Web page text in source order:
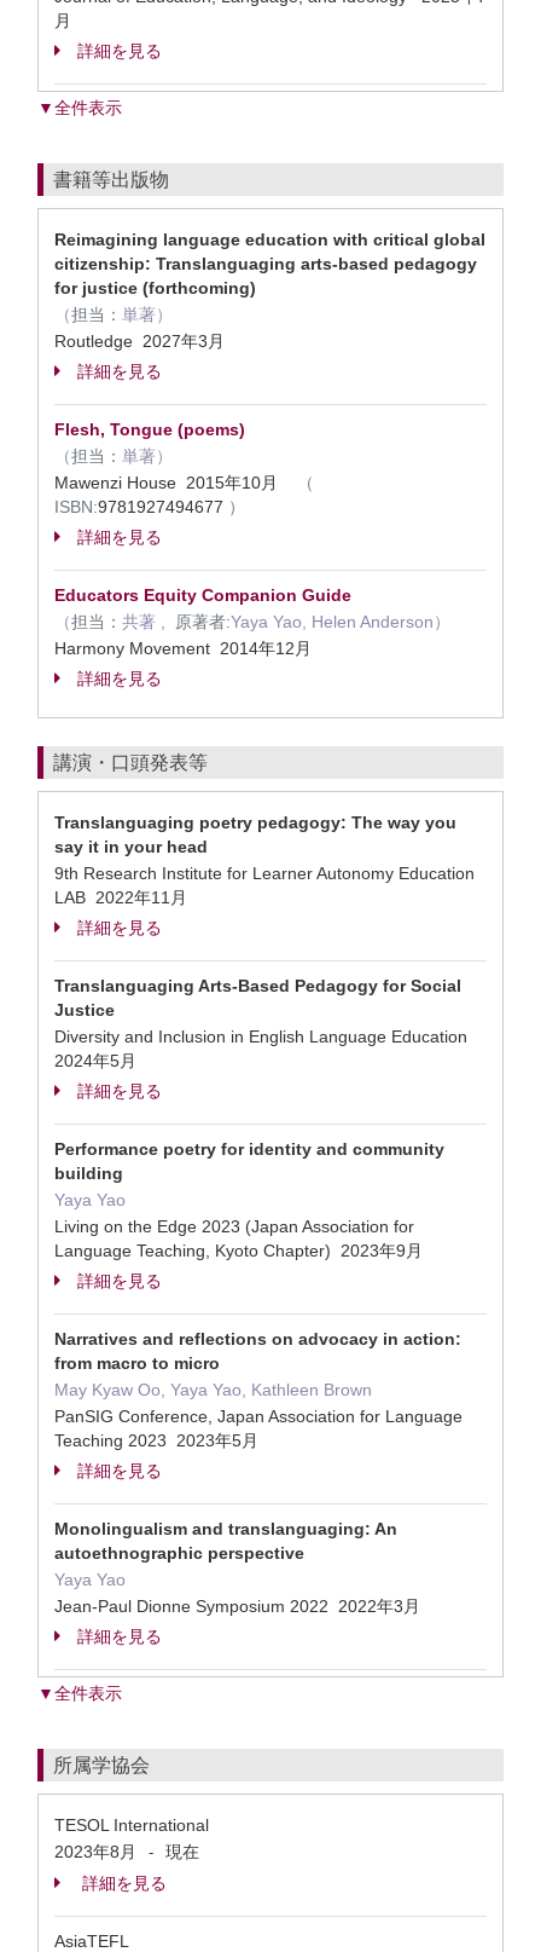
月
詳細を見る
▼全件表示
書籍等出版物
Reimagining language education with critical global
citizenship: Translanguaging arts-based pedagogy
for justice (forthcoming)
（担当： 単著）
Routledge 2027年3月
詳細を見る
Flesh, Tongue (poems)
（担当： 単著）
Mawenzi House 2015年10月
（
ISBN:9781927494677 ）
詳細を見る
Educators Equity Companion Guide
（担当： 共著 , 原著者:Yaya Yao, Helen Anderson）
Harmony Movement 2014年12月
詳細を見る
講演・口頭発表等
Translanguaging poetry pedagogy: The way you
say it in your head
9th Research Institute for Learner Autonomy Education
LAB 2022年11月
詳細を見る
Translanguaging Arts-Based Pedagogy for Social
Justice
Diversity and Inclusion in English Language Education
2024年5月
詳細を見る
Performance poetry for identity and community
building
Yaya Yao
Living on the Edge 2023 (Japan Association for
Language Teaching, Kyoto Chapter) 2023年9月
詳細を見る
Narratives and reflections on advocacy in action:
from macro to micro
May Kyaw Oo, Yaya Yao, Kathleen Brown
PanSIG Conference, Japan Association for Language
Teaching 2023 2023年5月
詳細を見る
Monolingualism and translanguaging: An
autoethnographic perspective
Yaya Yao
Jean-Paul Dionne Symposium 2022 2022年3月
詳細を見る
▼全件表示
所属学協会
TESOL International
2023年8月
-
現在
詳細を見る
AsiaTEFL